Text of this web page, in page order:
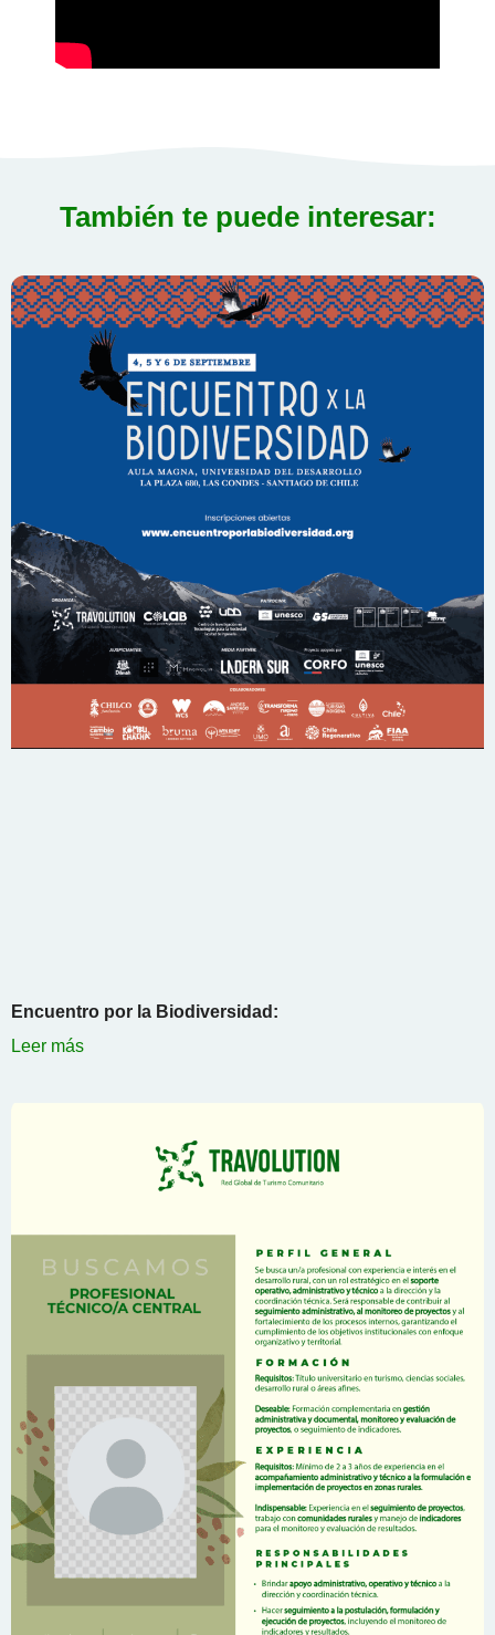
También te puede interesar:
Encuentro por la Biodiversidad:
Leer más